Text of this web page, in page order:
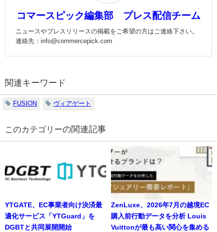
コマースピック編集部 プレス配信チーム
ニュースやプレスリリースの掲載をご希望の方はご連絡下さい。
連絡先：info@commercepick.com
関連キーワード
FUSION ヴィアゲート
の関連記事
YTGATE、EC事業者向け決済最
適化サービス「YTGuard」を
DGBTと共同展開開始
ZenLuxe、2026年7月の越境EC
購入前行動データを分析 Louis
Vuittonが最も高い関心を集める